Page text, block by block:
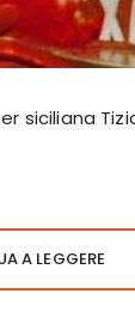
siciliana
A LEGGERE